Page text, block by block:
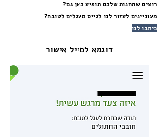
רוצים שהחנות שלכם תופיע כאן גם?
מעוניינים לעזור לנו לגייס מעגלים לטובה?
כיתבו לנו
דוגמא למייל אישור